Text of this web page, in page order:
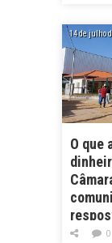
14 de julho
O que
multa
0